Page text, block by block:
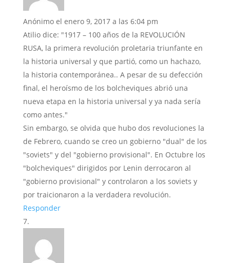
Anónimo el enero 9, 2017 a las 6:04 pm
Atilio dice: "1917 – 100 años de la REVOLUCIÓN
RUSA, la primera revolución proletaria triunfante en
la historia universal y que partió, como un hachazo,
la historia contemporánea.. A pesar de su defección
final, el heroísmo de los bolcheviques abrió una
nueva etapa en la historia universal y ya nada sería
como antes."
Sin embargo, se olvida que hubo dos revoluciones la
de Febrero, cuando se creo un gobierno "dual" de los
"soviets" y del "gobierno provisional". En Octubre los
"bolcheviques" dirigidos por Lenin derrocaron al
"gobierno provisional" y controlaron a los soviets y
por traicionaron a la verdadera revolución.
Responder